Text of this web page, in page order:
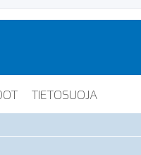
TIETOSUOJA